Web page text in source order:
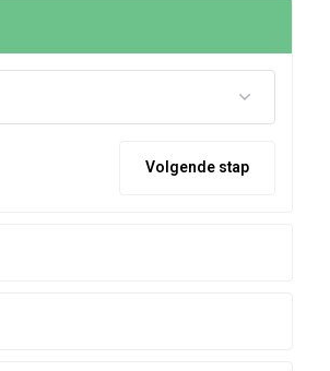
Volgende stap